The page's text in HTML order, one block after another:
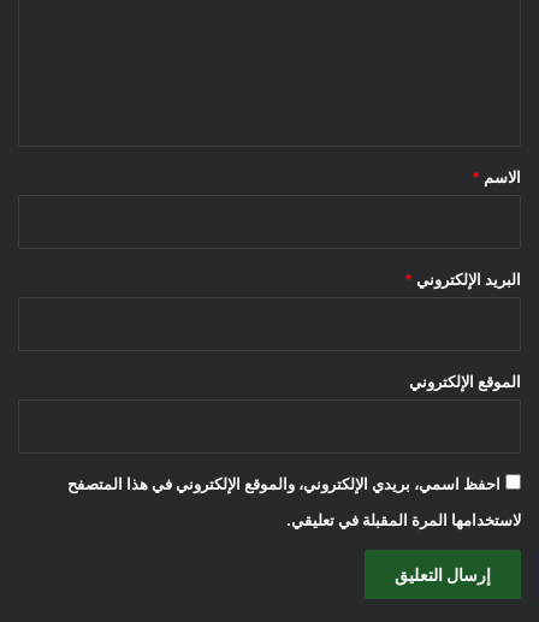
*
الاسم *
البريد الإلكتروني *
الموقع الإلكتروني
احفظ اسمي، بريدي الإلكتروني، والموقع الإلكتروني في هذا المتصفح
لاستخدامها المرة المقبلة في تعليقي.